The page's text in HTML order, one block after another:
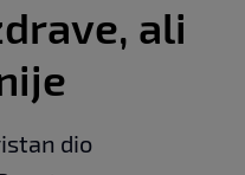
ali
dio